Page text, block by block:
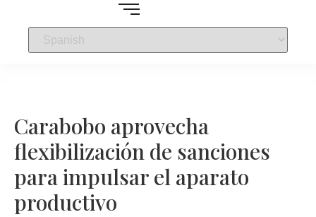
Carabobo aprovecha
flexibilización de sanciones
para impulsar el aparato
productivo